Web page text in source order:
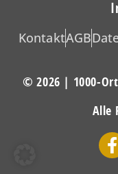
KontaktAGB
© 2026 | 1000-
Alle